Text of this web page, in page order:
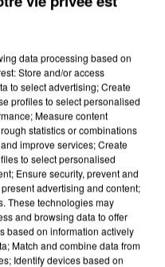
DE LA DZ
data processing based on
Store and/or access
to select advertising; Create
profiles to select personalised
Measure content
statistics or combinations
improve services; Create
to select personalised
Ensure security, prevent and
advertising and content;
These technologies may
and browsing data to offer
based on information actively
Match and combine data from
Identify devices based on